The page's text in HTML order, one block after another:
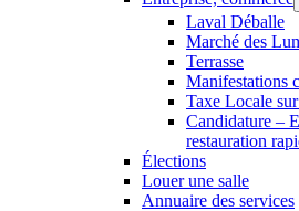
Laval Déballe
Marché des
Terrasse
Manifestations
Taxe Locale
Candidature –
restauration
Élections
Louer une salle
Annuaire des services